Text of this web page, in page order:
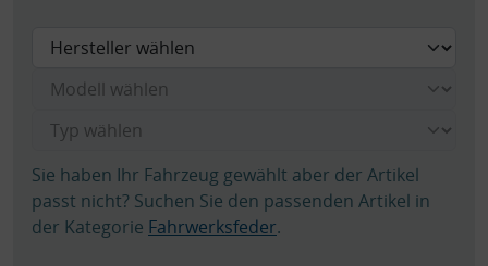
Sie haben Ihr Fahrzeug gewählt aber der Artikel
passt nicht? Suchen Sie den passenden Artikel in
der Kategorie Fahrwerksfeder.